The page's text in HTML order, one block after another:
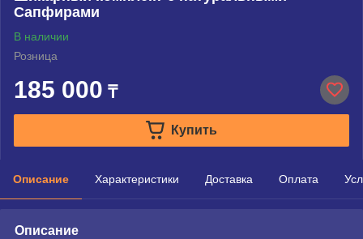
Сапфирами
В наличии
Розница
185 000 ₸
Купить
Описание Характеристики Доставка Оплата
Описание